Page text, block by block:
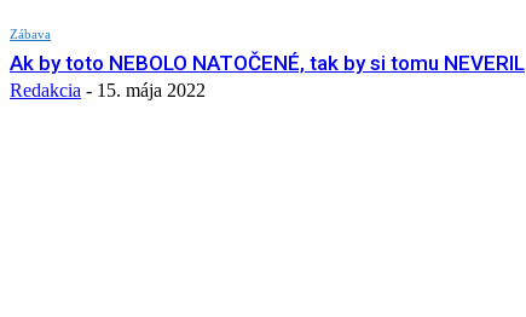
Zábava
Ak by toto NEBOLO NATOČENÉ, tak by si tomu NEVERIL
Redakcia - 15. mája 2022